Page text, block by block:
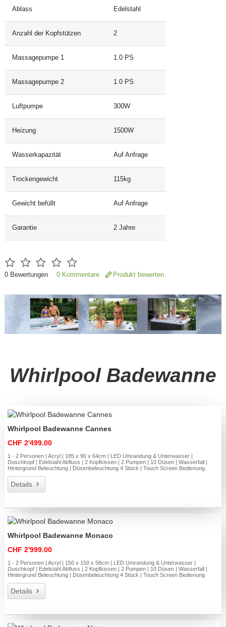
Ablass Edelstahl
Anzahl der Kopfstützen 2
Massagepumpe 1 1.0 PS
Massagepumpe 2 1.0 PS
Luftpumpe 300W
Heizung 1500W
Wasserkapazität Auf Anfrage
Trockengewicht 115kg
Gewicht befüllt Auf Anfrage
Garantie 2 Jahre
0Bewertungen 0 Kommentare Produkt bewerten
Whirlpool Badewanne
Whirlpool Badewanne Cannes
CHF 2'499.00
1 - 2 Personen | Acryl | 185 x 90 x 64cm | LED Umrandung & Unterwasser |
Duschkopf | Edelstahl Abfluss | 2 Kopfkissen | 2 Pumpen | 10 Düsen | Wasserfall |
Hintergrund Beleuchtung | Düsenbeleuchtung 4 Stück | Touch Screen Bedienung
Details
Whirlpool Badewanne Monaco
CHF 2'999.00
1 - 2 Personen | Acryl | 150 x 150 x 58cm | LED Umrandung & Unterwasser |
Duschkopf | Edelstahl Abfluss | 2 Kopfkissen | 2 Pumpen | 10 Düsen | Wasserfall |
Hintergrund Beleuchtung | Düsenbeleuchtung 4 Stück | Touch Screen Bedienung
Details